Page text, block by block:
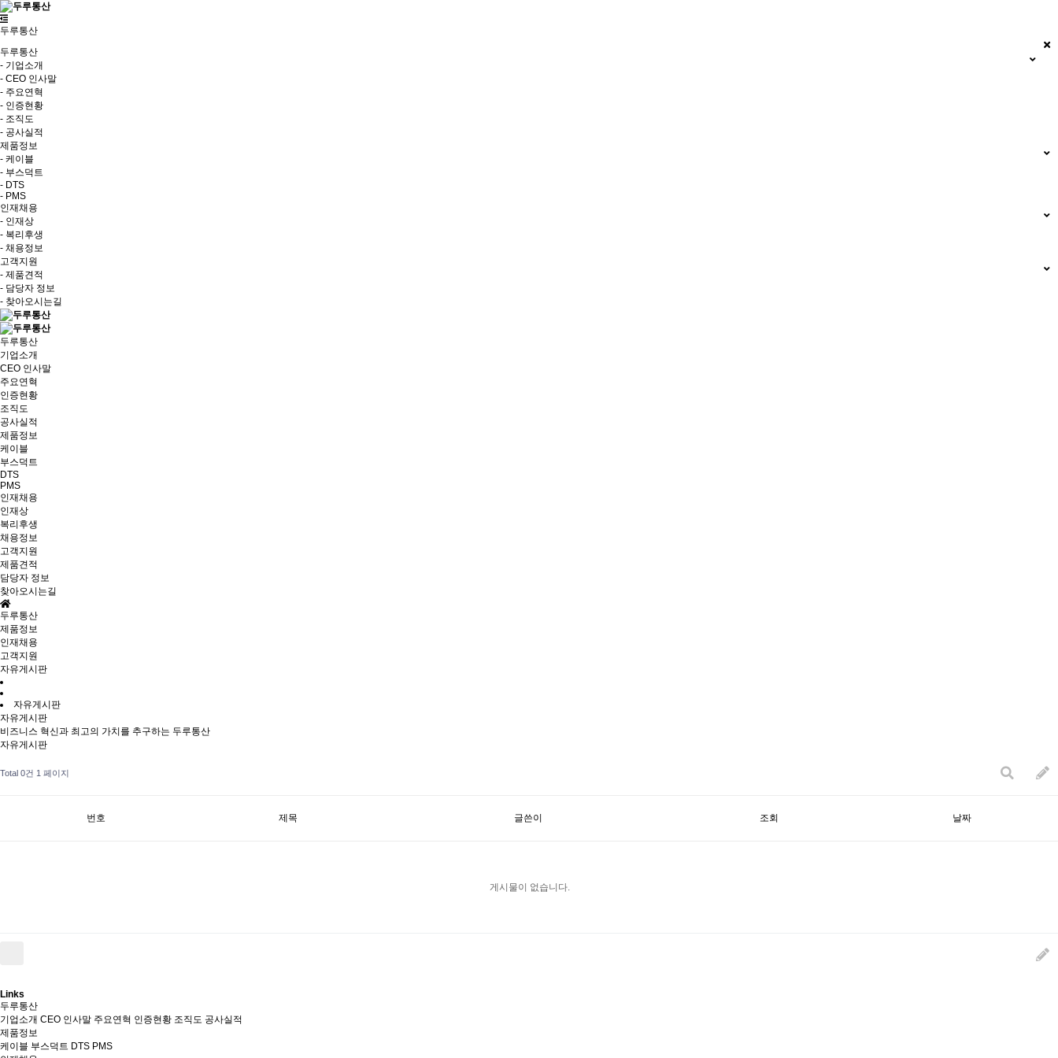
두루통산
두루통산
- 기업소개
- CEO 인사말
- 주요연혁
- 인증현황
- 조직도
- 공사실적
제품정보
- 케이블
- 부스덕트
- DTS
- PMS
인재채용
- 인재상
- 복리후생
- 채용정보
고객지원
- 제품견적
- 담당자 정보
- 찾아오시는길
두루통산
기업소개
CEO 인사말
주요연혁
인증현황
조직도
공사실적
제품정보
케이블
부스덕트
DTS
PMS
인재채용
인재상
복리후생
채용정보
고객지원
제품견적
담당자 정보
찾아오시는길
두루통산
제품정보
인재채용
고객지원
자유게시판
자유게시판
자유게시판
비즈니스 혁신과 최고의 가치를 추구하는 두루통산
자유게시판
Total 0건 1 페이지
번호 제목 글쓴이 조회 날짜
게시물이 없습니다.
Links
두루통산
기업소개 CEO 인사말 주요연혁 인증현황 조직도 공사실적
제품정보
케이블 부스덕트 DTS PMS